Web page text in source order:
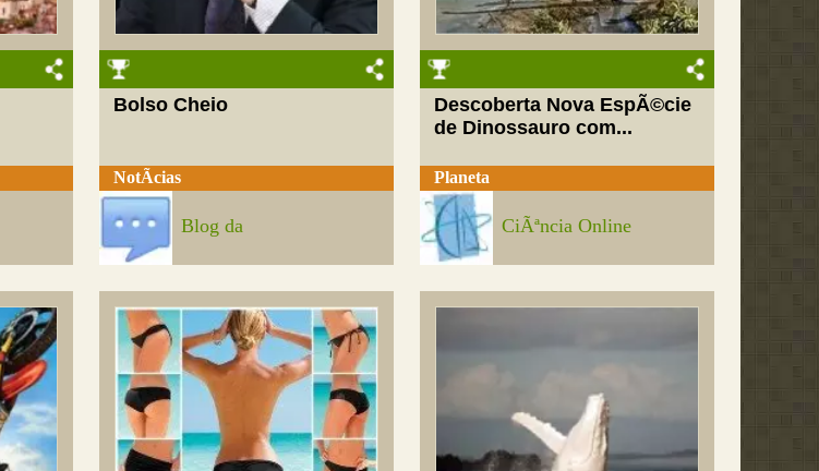
Bolso Cheio
NotÃ­cias
Blog da
Descoberta Nova EspÃ©cie
de Dinossauro com...
Planeta
CiÃªncia Online